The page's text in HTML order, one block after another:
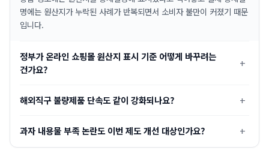
명에는 원산지가 누락된 사례가 반복되면서 소비자 불만이 커졌기 때문
입니다.
정부가 온라인 쇼핑몰 원산지 표시 기준 어떻게 바꾸려는
건가요?
해외직구 불량제품 단속도 같이 강화되나요?
과자 내용물 부족 논란도 이번 제도 개선 대상인가요?